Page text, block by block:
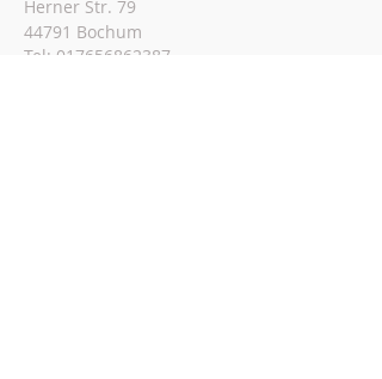
Herner Str. 79
44791 Bochum
Tel: 017656862387